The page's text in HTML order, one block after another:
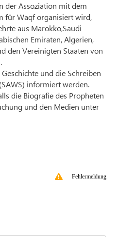
der Assoziation mit dem
für Waqf organisiert wird,
aus Marokko,Saudi
Emiraten, Algerien,
den Vereinigten Staaten von
und die Schreiben
informiert werden.
die Biografie des Propheten
und den Medien unter
Fehlermeldung